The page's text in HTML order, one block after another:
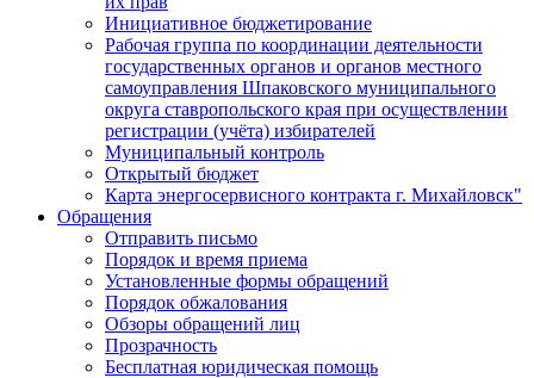
Инициативное бюджетирование
Рабочая группа по координации деятельности
государственных органов и органов местного
самоуправления Шпаковского муниципального
округа ставропольского края при осуществлении
регистрации (учёта) избирателей
Муниципальный контроль
Открытый бюджет
Карта энергосервисного контракта г. Михайловск"
Обращения
Отправить письмо
Порядок и время приема
Установленные формы обращений
Порядок обжалования
Обзоры обращений лиц
Прозрачность
Бесплатная юридическая помощь